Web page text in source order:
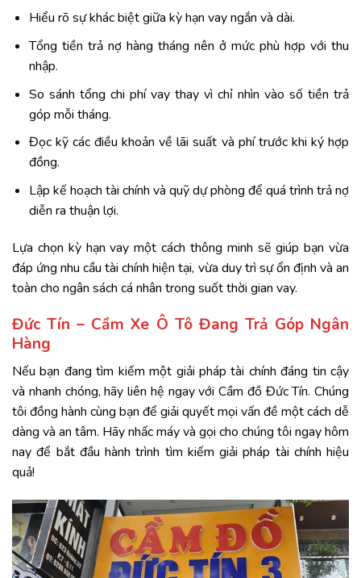
Hiểu rõ sự khác biệt giữa kỳ hạn vay ngắn và dài.
Tổng tiền trả nợ hàng tháng nên ở mức phù hợp với thu
nhập.
So sánh tổng chi phí vay thay vì chỉ nhìn vào số tiền trả
góp mỗi tháng.
Đọc kỹ các điều khoản về lãi suất và phí trước khi ký hợp
đồng.
Lập kế hoạch tài chính và quỹ dự phòng để quá trình trả nợ
diễn ra thuận lợi.
Lựa chọn kỳ hạn vay một cách thông minh sẽ giúp bạn vừa
đáp ứng nhu cầu tài chính hiện tại, vừa duy trì sự ổn định và an
toàn cho ngân sách cá nhân trong suốt thời gian vay.
Đức Tín – Cầm Xe Ô Tô Đang Trả Góp Ngân
Hàng
Nếu bạn đang tìm kiếm một giải pháp tài chính đáng tin cậy
và nhanh chóng, hãy liên hệ ngay với Cầm đồ Đức Tín. Chúng
tôi đồng hành cùng bạn để giải quyết mọi vấn đề một cách dễ
dàng và an tâm. Hãy nhấc máy và gọi cho chúng tôi ngay hôm
nay để bắt đầu hành trình tìm kiếm giải pháp tài chính hiệu
quả!